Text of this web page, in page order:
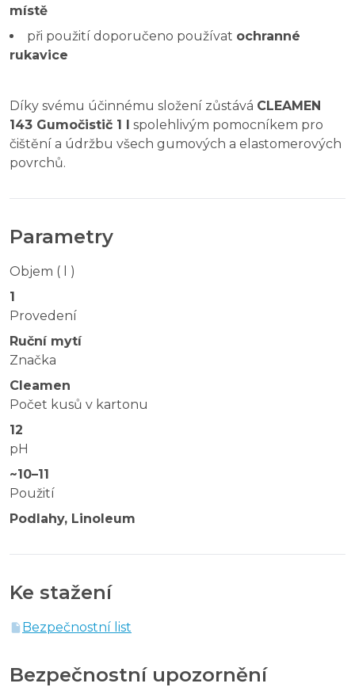
místě
při použití doporučeno používat ochranné
rukavice
Díky svému účinnému složení zůstává CLEAMEN
143 Gumočistič 1 l spolehlivým pomocníkem pro
čištění a údržbu všech gumových a elastomerových
povrchů.
Parametry
Objem ( l )
1
Provedení
Ruční mytí
Značka
Cleamen
Počet kusů v kartonu
12
pH
~10–11
Použití
Podlahy, Linoleum
Ke stažení
Bezpečnostní list
Bezpečnostní upozornění